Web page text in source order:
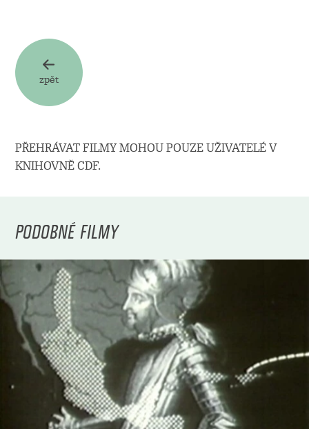
zpět
PŘEHRÁVAT FILMY MOHOU POUZE UŽIVATELÉ V
KNIHOVNĚ CDF.
PODOBNÉ FILMY